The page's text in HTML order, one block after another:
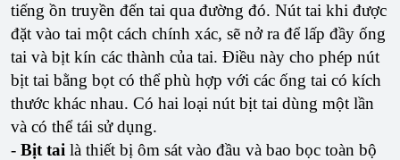
tiếng ồn truyền đến tai qua đường đó. Nút tai khi được
đặt vào tai một cách chính xác, sẽ nở ra để lấp đầy ống
tai và bịt kín các thành của tai. Điều này cho phép nút
bịt tai bằng bọt có thể phù hợp với các ống tai có kích
thước khác nhau. Có hai loại nút bịt tai dùng một lần
và có thể tái sử dụng.
- Bịt tai là thiết bị ôm sát vào đầu và bao bọc toàn bộ